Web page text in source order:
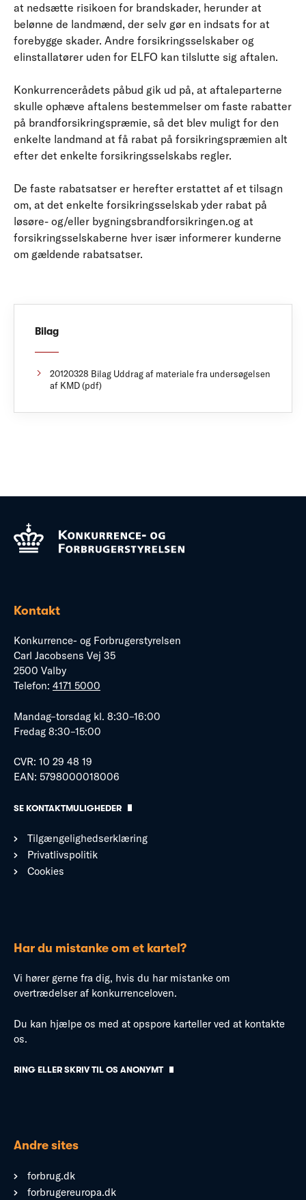
at nedsætte risikoen for brandskader, herunder at
belønne de landmænd, der selv gør en indsats for at
forebygge skader. Andre forsikringsselskaber og
elinstallatører uden for ELFO kan tilslutte sig aftalen.
Konkurrencerådets påbud gik ud på, at aftaleparterne
skulle ophæve aftalens bestemmelser om faste rabatter
på brandforsikringspræmie, så det blev muligt for den
enkelte landmand at få rabat på forsikringspræmien alt
efter det enkelte forsikringsselskabs regler.
De faste rabatsatser er herefter erstattet af et tilsagn
om, at det enkelte forsikringsselskab yder rabat på
løsøre- og/eller bygningsbrandforsikringen.og at
forsikringsselskaberne hver især informerer kunderne
om gældende rabatsatser.
Bilag
20120328 Bilag Uddrag af materiale fra undersøgelsen
af KMD (pdf)
Kontakt
Konkurrence- og Forbrugerstyrelsen
Carl Jacobsens Vej 35
2500 Valby
Telefon: 4171 5000
Mandag–torsdag kl. 8:30–16:00
Fredag 8:30–15:00
CVR: 10 29 48 19
EAN: 5798000018006
SE KONTAKTMULIGHEDER
Tilgængelighedserklæring
Privatlivspolitik
Cookies
Har du mistanke om et kartel?
Vi hører gerne fra dig, hvis du har mistanke om
overtrædelser af konkurrenceloven.
Du kan hjælpe os med at opspore karteller ved at kontakte
os.
RING ELLER SKRIV TIL OS ANONYMT
Andre sites
forbrug.dk
forbrugereuropa.dk